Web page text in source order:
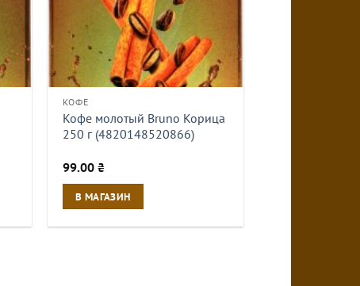
КОФЕ
Кофе молотый Bruno Корица
250 г (4820148520866)
99.00 ₴
В МАГАЗИН